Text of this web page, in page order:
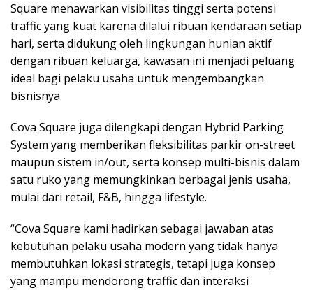
Square menawarkan visibilitas tinggi serta potensi
traffic yang kuat karena dilalui ribuan kendaraan setiap
hari, serta didukung oleh lingkungan hunian aktif
dengan ribuan keluarga, kawasan ini menjadi peluang
ideal bagi pelaku usaha untuk mengembangkan
bisnisnya.
Cova Square juga dilengkapi dengan Hybrid Parking
System yang memberikan fleksibilitas parkir on-street
maupun sistem in/out, serta konsep multi-bisnis dalam
satu ruko yang memungkinkan berbagai jenis usaha,
mulai dari retail, F&B, hingga lifestyle.
“Cova Square kami hadirkan sebagai jawaban atas
kebutuhan pelaku usaha modern yang tidak hanya
membutuhkan lokasi strategis, tetapi juga konsep
yang mampu mendorong traffic dan interaksi